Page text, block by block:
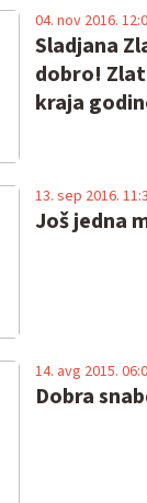
Sladjana
dobro!
kraja
04. nov 2016.
Još jedna
13. sep 2016.
Dobra
14. avg 2015.